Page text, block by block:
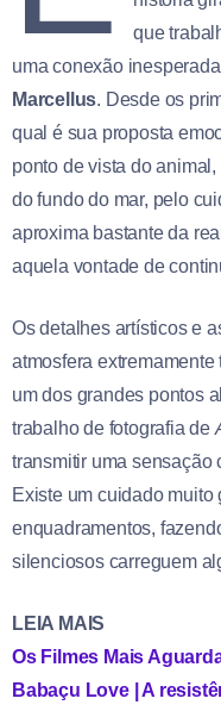
que
uma conexão
Marcellus. Desde os
qual é sua proposta
ponto de vista do
do fundo do mar, pelo
aproxima bastante da
aquela vontade de
Os detalhes artísticos e
atmosfera
um dos grandes pontos
trabalho de fotografia de
transmitir uma sensação
Existe um cuidado
enquadramentos,
silenciosos carreguem
LEIA MAIS
Os Filmes Mais
Babaçu Love | A